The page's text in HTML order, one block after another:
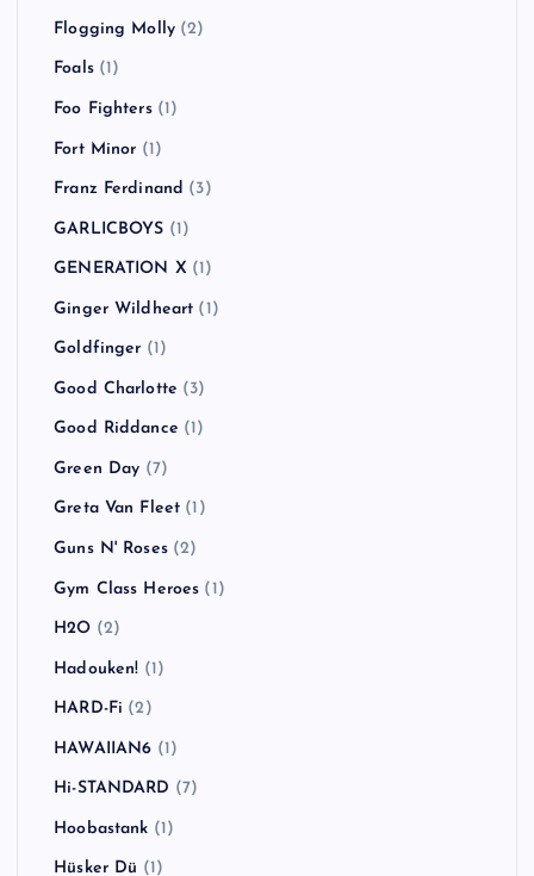
Flogging Molly (2)
Foals(1)
Foo Fighters(1)
Fort Minor (1)
Franz Ferdinand (3)
GARLICBOYS (1)
GENERATION X (1)
Ginger Wildheart (1)
Goldfinger (1)
Good Charlotte (3)
Good Riddance (1)
Green Day (7)
Greta Van Fleet (1)
Guns N' Roses(2)
Gym Class Heroes (1)
H2O (2)
Hadouken! (1)
HARD-Fi (2)
HAWAIIAN6 (1)
Hi-STANDARD (7)
Hoobastank (1)
Hüsker Dü (1)